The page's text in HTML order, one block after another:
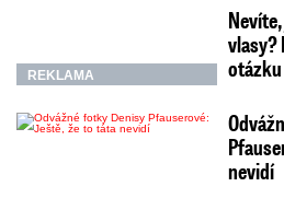
REKLAMA
vlasy?
otázku
nevidí